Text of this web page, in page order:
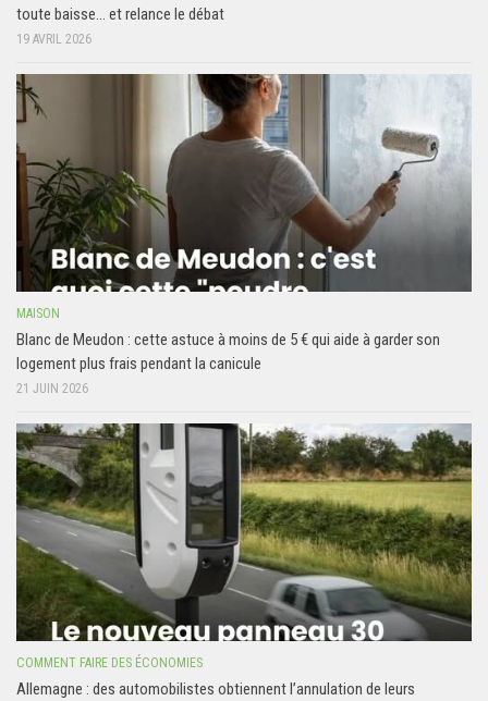
toute baisse… et relance le débat
19 AVRIL 2026
MAISON
Blanc de Meudon : cette astuce à moins de 5 € qui aide à garder son
logement plus frais pendant la canicule
21 JUIN 2026
COMMENT FAIRE DES ÉCONOMIES
Allemagne : des automobilistes obtiennent l’annulation de leurs